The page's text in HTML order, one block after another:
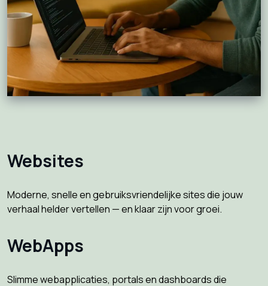
Websites
Moderne, snelle en gebruiksvriendelijke sites die jouw
verhaal helder vertellen — en klaar zijn voor groei.
WebApps
Slimme webapplicaties, portals en dashboards die